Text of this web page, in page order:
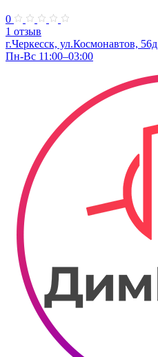
0
1 отзыв
г.Черкесск, ул.Космонавтов, 56д
Пн-Вс 11:00–03:00